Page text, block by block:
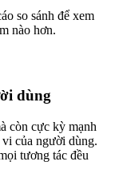
so sánh để xem
nào hơn.
dùng
còn cực kỳ mạnh
của người dùng.
tương tác đều